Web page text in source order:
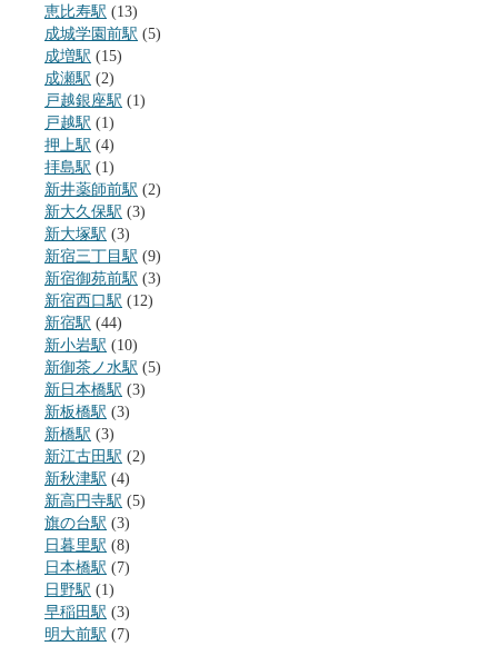
恵比寿駅 (13)
成城学園前駅 (5)
成増駅 (15)
成瀬駅 (2)
戸越銀座駅 (1)
戸越駅 (1)
押上駅 (4)
拝島駅 (1)
新井薬師前駅 (2)
新大久保駅 (3)
新大塚駅 (3)
新宿三丁目駅 (9)
新宿御苑前駅 (3)
新宿西口駅 (12)
新宿駅 (44)
新小岩駅 (10)
新御茶ノ水駅 (5)
新日本橋駅 (3)
新板橋駅 (3)
新橋駅 (3)
新江古田駅 (2)
新秋津駅 (4)
新高円寺駅 (5)
旗の台駅 (3)
日暮里駅 (8)
日本橋駅 (7)
日野駅 (1)
早稲田駅 (3)
明大前駅 (7)